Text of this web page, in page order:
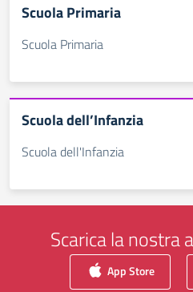
Scuola Primaria
Scuola Primaria
Scuola dell’Infanzia
Scuola dell'Infanzia
Scarica la nostra
App Store